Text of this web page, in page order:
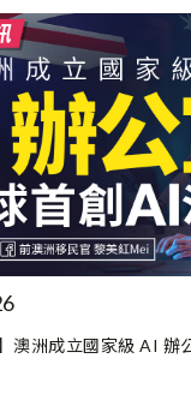
澳洲成立國家級 AI 辦